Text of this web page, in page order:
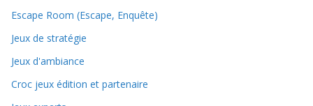
Escape Room (Escape, Enquête)
Jeux de stratégie
Jeux d'ambiance
Croc jeux édition et partenaire